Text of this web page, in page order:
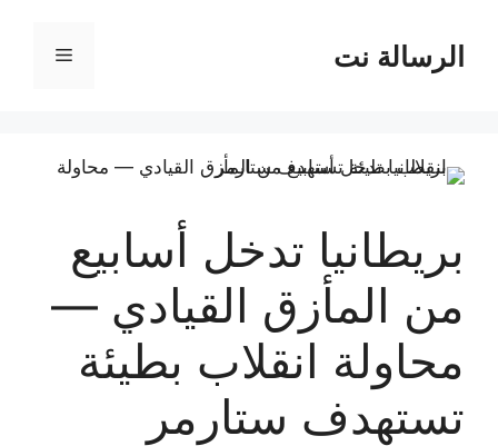
المحتوىالرسالة نت القائمة
بريطانيا تدخل أسابيع
من المأزق القيادي —
محاولة انقلاب بطيئة
تستهدف ستارمر